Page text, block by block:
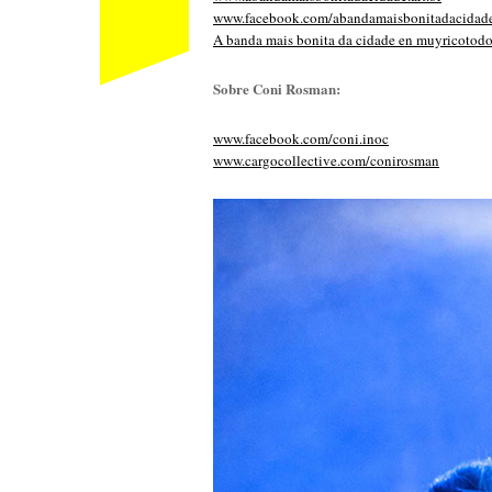
www.facebook.com/
A banda mais bonita da cidade en
Sobre Coni Rosman:
www.facebook.com/coni.inoc
www.cargocollective.com/conirosman